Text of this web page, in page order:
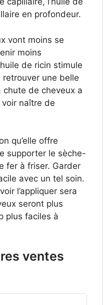
en profondeur.
vont moins se
moins
de ricin stimule
une belle
chute de cheveux a
naître de
qu’elle offre
supporter le sèche-
fer à friser. Garder
avec un tel soin.
l’appliquer sera
seront plus
plus faciles à
ventes